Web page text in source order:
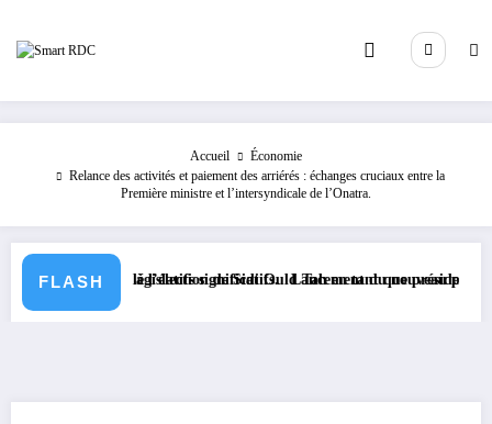
contenu
Accueil
Économie
Relance des activités et paiement des arriérés : échanges cruciaux entre la
Première ministre et l’intersyndicale de l’Onatra.
FLASH
textes législatifs significatifs.
suite à l’élection de Sidi Ould Tah en tant que président de la
Lancement du nouveau passeport